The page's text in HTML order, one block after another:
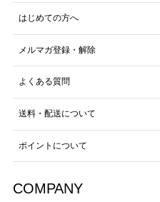
はじめての方へ
メルマガ登録・解除
よくある質問
送料・配送について
ポイントについて
COMPANY